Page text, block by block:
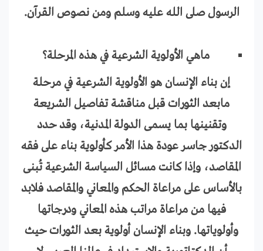
الرسول صلى الله عليه وسلم ومن نصوص القرآن.
ماهي الأولوية الشرعية في هذه المرحلة؟
إن بناء الإنسان هو الأولوية الشرعية في مرحلة
مابعد الثورات قبل مناقشة تفاصيل الشريعة
وتقنينها بما يسمى الدولة المدنية، وقد حدد
الدكتور جاسر عودة هذا الأمر كأولوية بناء على فقه
المقاصد، وإذا كانت مسائل السياسة الشرعية تُبنى
بالأساس على مراعاة الحكم والمعاني والمقاصد فلابد
فيها من مراعاة مراتب هذه المعاني ودرجاتها
وأولوياتها. وبناء الإنسان أولوية بعد الثورات حيث